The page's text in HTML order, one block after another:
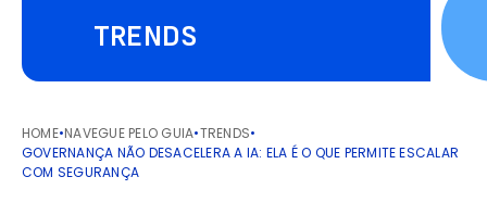
TRENDS
HOME•NAVEGUE PELO GUIA•TRENDS•
GOVERNANÇA NÃO DESACELERA A IA: ELA É O QUE PERMITE ESCALAR
COM SEGURANÇA